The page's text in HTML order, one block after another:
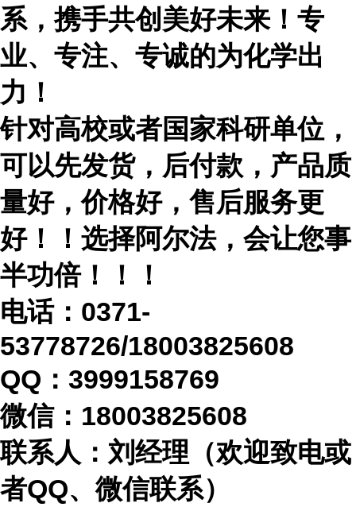
系，携手共创美好未来！专
业、专注、专诚的为化学出
力！
针对高校或者国家科研单位，
可以先发货，后付款，产品质
量好，价格好，售后服务更
好！！选择阿尔法，会让您事
半功倍！！！
电话： 0371-
53778726/18003825608
QQ：3999158769
微信： 18003825608
联系人：刘经理（欢迎致电或
者QQ、微信联系）